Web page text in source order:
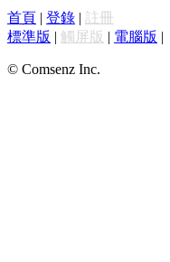
首頁 | 登錄 | 註冊
標準版 | 觸屏版 | 電腦版 |
© Comsenz Inc.